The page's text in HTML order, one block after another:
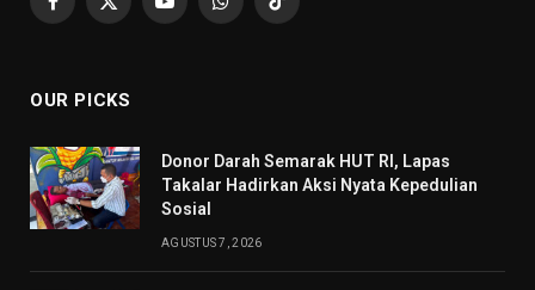
Facebook
X
YouTubeWhatsAppTikTok
OUR PICKS
Donor Darah Semarak HUT RI, Lapas
Takalar Hadirkan Aksi Nyata Kepedulian
Sosial
AGUSTUS 7, 2026